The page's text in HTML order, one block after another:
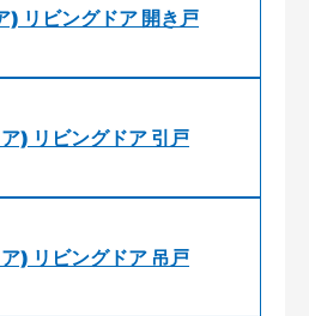
リビングドア 開き戸
) リビングドア 引戸
) リビングドア 吊戸